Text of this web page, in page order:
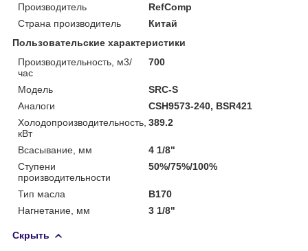
Производитель
RefComp
Страна производитель
Китай
Пользовательские характеристики
Производительность, м3/
час
700
Модель
SRC-S
Аналоги
CSH9573-240, BSR421
Холодопроизводительность,
кВт
389.2
Всасывание, мм
4 1/8"
Ступени
производительности
50%/75%/100%
Тип масла
B170
Нагнетание, мм
3 1/8"
Скрыть